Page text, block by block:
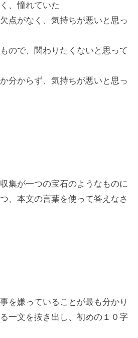
、憧れていた
点がなく、気持ちが悪いと思っ
ので、関わりたくないと思って
分からず、気持ちが悪いと思っ
集が一つの宝石のようなものに
、本文の言葉を使って答えなさ
を嫌っていることが最も分かり
一文を抜き出し、初めの１０字